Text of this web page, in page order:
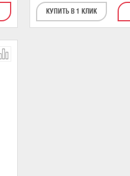
КУПИТЬ В 1 КЛИК